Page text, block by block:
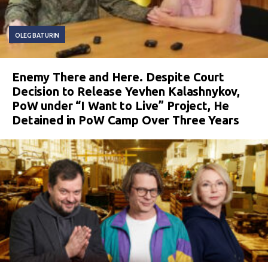
OLEG BATURIN
Enemy There and Here. Despite Court
Decision to Release Yevhen Kalashnykov,
PoW under “I Want to Live” Project, He
Detained in PoW Camp Over Three Years